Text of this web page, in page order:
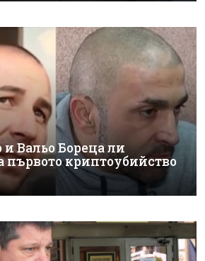
Вальо Бореца ли
първото криптоубийство